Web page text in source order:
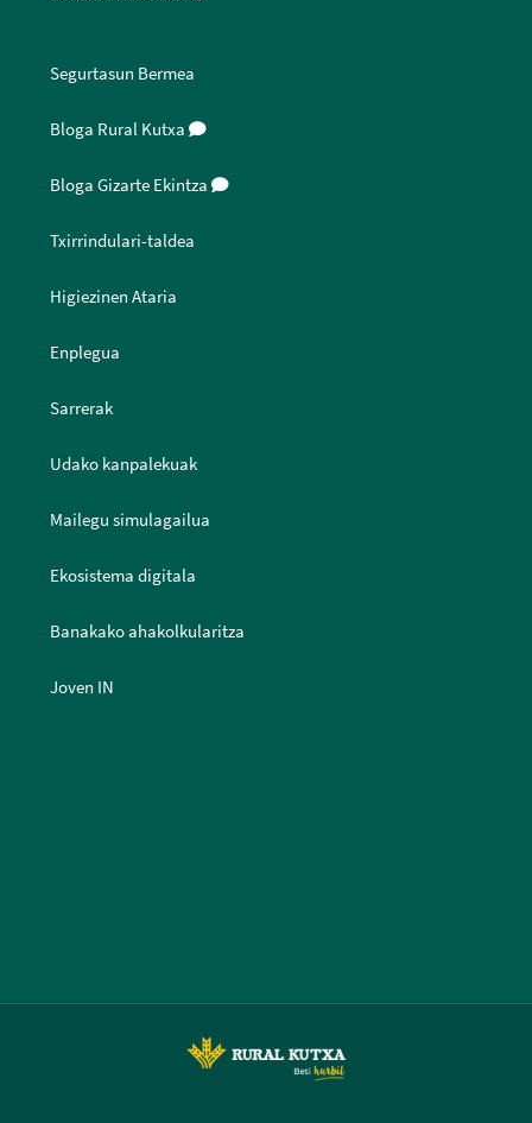
Segurtasun Bermea
Bloga Rural Kutxa
Bloga Gizarte Ekintza
Txirrindulari-taldea
Higiezinen Ataria
Enplegua
Sarrerak
Udako kanpalekuak
Mailegu simulagailua
Ekosistema digitala
Banakako ahakolkularitza
Joven IN